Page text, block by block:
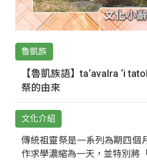
魯凱族
【魯凱族語】ta‘avalra ‘i
祭的由來
文化介紹
傳統祖靈祭是一系列為期四個
作求學濃縮為一天，並特別將